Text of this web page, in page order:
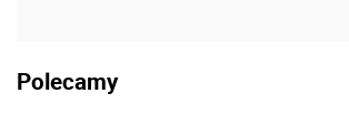
Polecamy